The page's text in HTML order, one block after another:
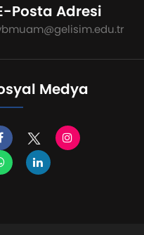
Posta Adresi
Medya